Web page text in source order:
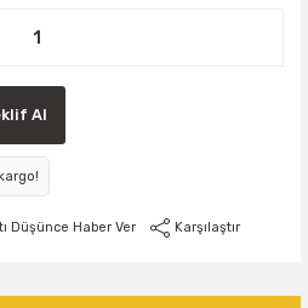
Al
Düşünce Haber Ver Karşılaştır